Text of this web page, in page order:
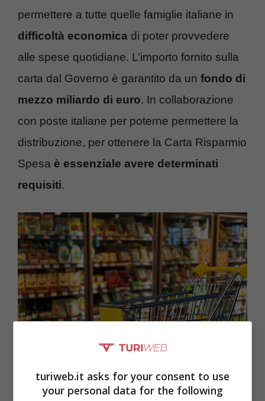
permettere a tutte quelle famiglie italiane in
difficoltà economica di poter provvedere
alle spese quotidiane. L’importo fornito sulla
carta dal Governo è garantito da un fondo di
mezzo miliardo di euro. In collaborazione
con poste italiane per poterne permettere la
distribuzione, per ottenere la Carta Risparmio
Spesa è essenziale avere determinati
requisiti.
Ecco cosa si potrà acquistare cona la Carta Risparmio Spesa
– turiweb.it
turiweb.it asks for your consent to use
your personal data for the following